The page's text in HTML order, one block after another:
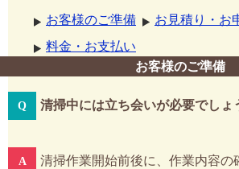
お客様のご準備
お見積り・お
料金・お支払い
お客様のご準備
清掃中には立ち会いが必要でしょ
清掃作業開始前後に、作業内容の